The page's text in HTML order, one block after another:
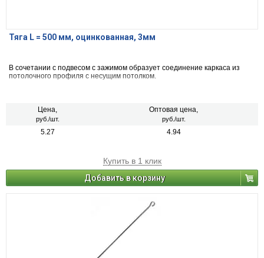
Тяга L = 500 мм, оцинкованная, 3мм
В сочетании с подвесом с зажимом образует соединение каркаса из
потолочного профиля с несущим потолком.
Цена,
руб./шт.
Оптовая цена,
руб./шт.
5.27 4.94
Купить в 1 клик
Добавить в корзину